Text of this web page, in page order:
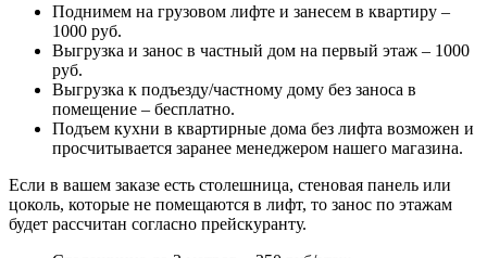
Поднимем на грузовом лифте и занесем в квартиру –
1000 руб.
Выгрузка и занос в частный дом на первый этаж – 1000
руб.
Выгрузка к подъезду/частному дому без заноса в
помещение – бесплатно.
Подъем кухни в квартирные дома без лифта возможен и
просчитывается заранее менеджером нашего магазина.
Если в вашем заказе есть столешница, стеновая панель или
цоколь, которые не помещаются в лифт, то занос по этажам
будет рассчитан согласно прейскуранту.